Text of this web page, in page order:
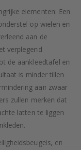
elementen: Een
op wielen en
aan de
verplegend
de aankleedtafel en
is minder tillen
aan zwaar
zullen merken dat
latten te liggen
en